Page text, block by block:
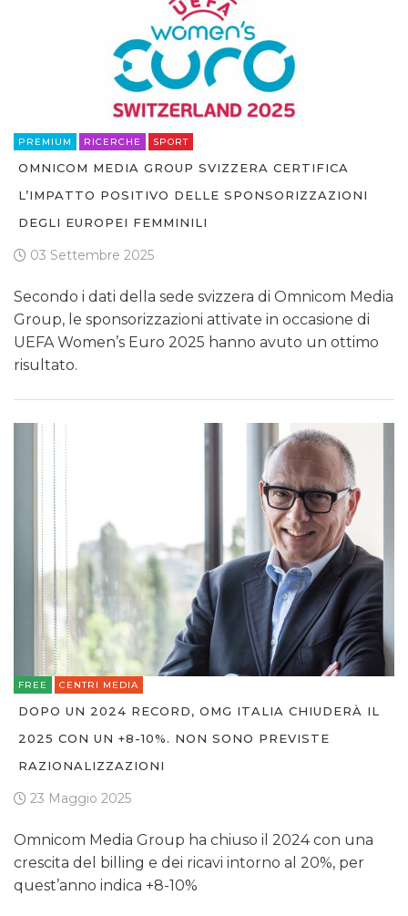
PREMIUM RICERCHE SPORT
OMNICOM MEDIA GROUP SVIZZERA CERTIFICA
L’IMPATTO POSITIVO DELLE SPONSORIZZAZIONI
DEGLI EUROPEI FEMMINILI
03 Settembre 2025
Secondo i dati della sede svizzera di Omnicom Media
Group, le sponsorizzazioni attivate in occasione di
UEFA Women’s Euro 2025 hanno avuto un ottimo
risultato.
FREE CENTRI MEDIA
DOPO UN 2024 RECORD, OMG ITALIA CHIUDERÀ IL
2025 CON UN +8-10%. NON SONO PREVISTE
RAZIONALIZZAZIONI
23 Maggio 2025
Omnicom Media Group ha chiuso il 2024 con una
crescita del billing e dei ricavi intorno al 20%, per
quest’anno indica +8-10%